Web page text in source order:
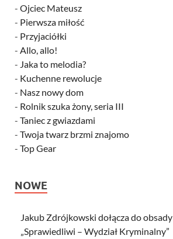
- Ojciec Mateusz
- Pierwsza miłość
- Przyjaciółki
- Allo, allo!
- Jaka to melodia?
- Kuchenne rewolucje
- Nasz nowy dom
- Rolnik szuka żony, seria III
- Taniec z gwiazdami
- Twoja twarz brzmi znajomo
- Top Gear
NOWE
Jakub Zdrójkowski dołącza do
„Sprawiedliwi – Wydział Kryminalny”